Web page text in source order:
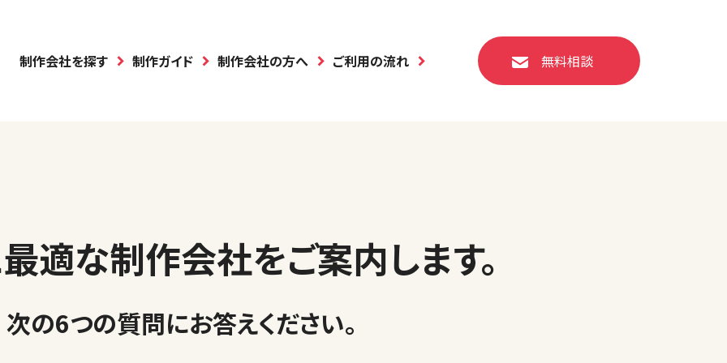
制作会社を探す 制作ガイド 制作会社の方へ ご利用の流れ 無料相談
適な制作会社をご案内します。
次の6つの質問にお答えください。